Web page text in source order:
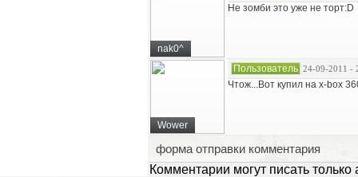
nak0^
Не зомби это уже не торт:D
Wower
Пользователь 24-09-2011 -
Чтож...Вот купил на x-box
форма отправки комментария
Комментарии могут писать